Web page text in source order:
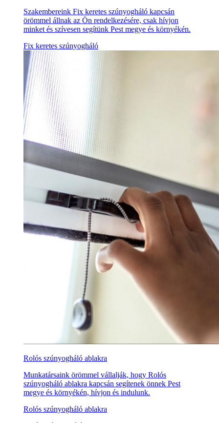
Szakembereink Fix keretes szúnyogháló kapcsán
örömmel állnak az Ön rendelkezésére, csak hívjon
minket és szívesen segítünk Pest megye és környékén.
Fix keretes szúnyogháló
Rolós szúnyogháló ablakra
Munkatársaink örömmel vállalják, hogy Rolós
szúnyogháló ablakra kapcsán segítenek önnek Pest
megye és környékén, hívjon és indulunk.
Rolós szúnyogháló ablakra